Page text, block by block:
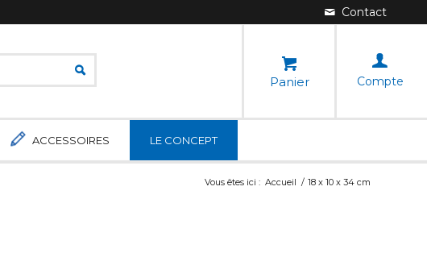
Panier Compte
ACCESSOIRES LE CONCEPT
Vous êtes ici : Accueil / 18 x 10 x 34 cm